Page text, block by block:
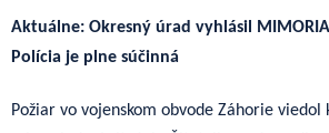
Aktuálne: Okresný úrad vyhlásil
Polícia je plne súčinná
Požiar vo vojenskom obvode Záhorie viedol